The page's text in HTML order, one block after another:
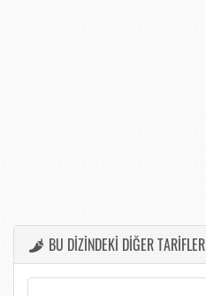
BU DİZİNDEKİ DİĞER TARİFLER